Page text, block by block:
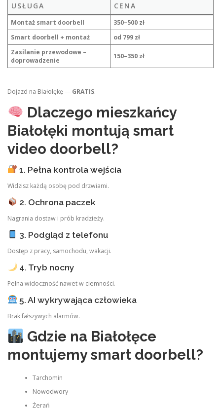
USŁUGA CENA
Montaż smart doorbell
350–500 zł
Smart doorbell + montaż
od 799 zł
Zasilanie przewodowe –
doprowadzenie
150–350 zł
Dojazd na Białołękę — GRATIS.
Dlaczego mieszkańcy
Białołęki montują smart
video doorbell?
1. Pełna kontrola wejścia
Widzisz każdą osobę pod drzwiami.
2. Ochrona paczek
Nagrania dostaw i prób kradzieży.
3. Podgląd z telefonu
Dostęp z pracy, samochodu, wakacji.
4. Tryb nocny
Pełna widoczność nawet w ciemności.
5. AI wykrywająca człowieka
Brak fałszywych alarmów.
Gdzie na Białołęce
montujemy smart doorbell?
Tarchomin
Nowodwory
Żerań